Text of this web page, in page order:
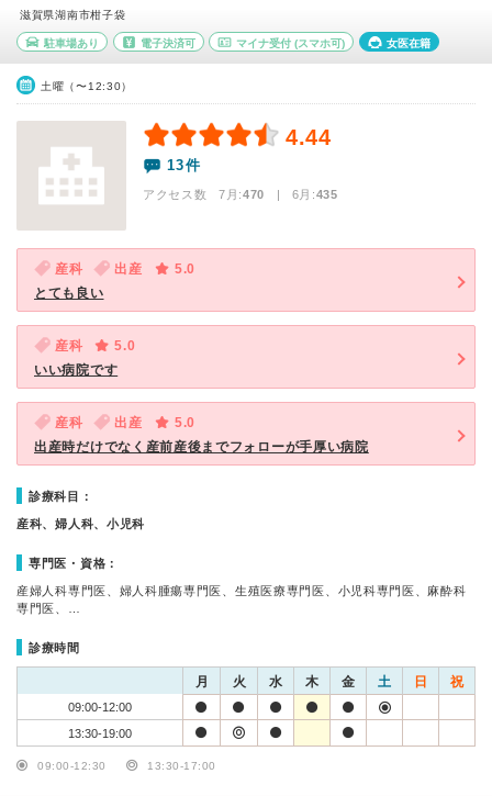
滋賀県湖南市柑子袋
駐車場あり 電子決済可 マイナ受付 (スマホ可) 女医在籍
土曜（〜12:30）
4.44
13件
アクセス数 7月:470 | 6月:435
産科 出産
5.0
とても良い
産科
5.0
いい病院です
産科 出産
5.0
出産時だけでなく産前産後までフォローが手厚い病院
診療科目：
産科、婦人科、小児科
専門医・資格：
産婦人科専門医、婦人科腫瘍専門医、生殖医療専門医、小児科専門医、麻酔科
専門医、…
診療時間
月 火 水 木 金 土 日 祝
09:00-12:00
13:30-19:00
09:00-12:30 13:30-17:00